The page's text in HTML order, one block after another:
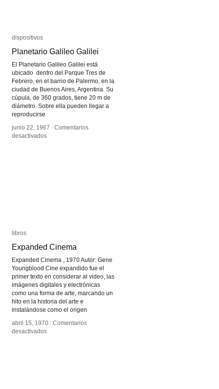
dispositivos
Planetario Galileo Galilei
El Planetario Galileo Galilei está
ubicado dentro del Parque Tres de
Febrero, en el barrio de Palermo, en la
ciudad de Buenos Aires, Argentina. Su
cúpula, de 360 grados, tiene 20 m de
diámetro. Sobre ella pueden llegar a
reproducirse
junio 22, 1967 / Comentarios
desactivadosen
dispositivos
Planetario Galileo Galilei
junio 22, 1967 / Comentarios
desactivadosen
libros
Expanded Cinema
Expanded Cinema , 1970 Autor: Gene
Youngblood Cine expandido fue el
primer texto en considerar al video, las
imágenes digitales y electrónicas
como una forma de arte, marcando un
hito en la historia del arte e
instalándose como el origen
abril 15, 1970 / Comentarios
desactivadosen
libros
Expanded Cinema
abril 15, 1970 / Comentarios
desactivadosen